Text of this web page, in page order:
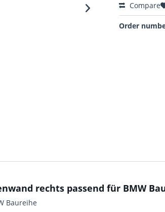
Compare
Order
rechts passend für BMW
Baureihe